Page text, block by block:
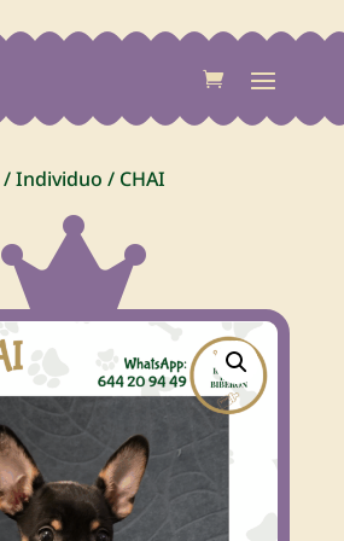
/Individuo / CHAI
